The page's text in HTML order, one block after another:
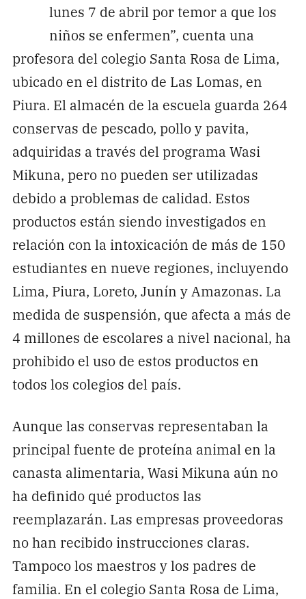
lunes 7 de abril por temor a que los
niños se enfermen”, cuenta una
profesora del colegio Santa Rosa de Lima,
ubicado en el distrito de Las Lomas, en
Piura. El almacén de la escuela guarda 264
conservas de pescado, pollo y pavita,
adquiridas a través del programa Wasi
Mikuna, pero no pueden ser utilizadas
debido a problemas de calidad. Estos
productos están siendo investigados en
relación con la intoxicación de más de 150
estudiantes en nueve regiones, incluyendo
Lima, Piura, Loreto, Junín y Amazonas. La
medida de suspensión, que afecta a más de
4 millones de escolares a nivel nacional, ha
prohibido el uso de estos productos en
todos los colegios del país.
Aunque las conservas representaban la
principal fuente de proteína animal en la
canasta alimentaria, Wasi Mikuna aún no
ha definido qué productos las
reemplazarán. Las empresas proveedoras
no han recibido instrucciones claras.
Tampoco los maestros y los padres de
familia. En el colegio Santa Rosa de Lima,